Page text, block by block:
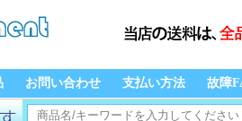
お問い合わせ 支払い方法 故障